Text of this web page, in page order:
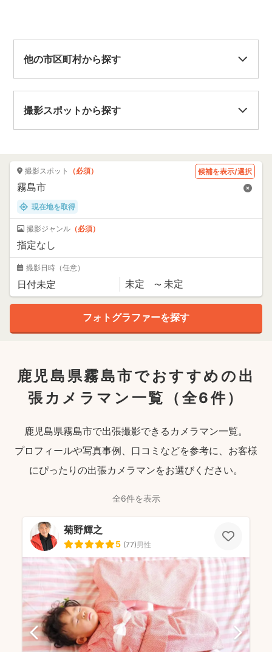
他の市区町村から探す
撮影スポットから探す
撮影スポット （必須） 候補を表示/選択
現在地を取得
撮影ジャンル （必須）
撮影日時 （任意）
鹿児島県霧島市でおすすめの出
張カメラマン一覧
（全6件）
鹿児島県霧島市で出張撮影できるカメラマン一覧。
プロフィールや写真事例、口コミなどを参考に、お客様
にぴったりの出張カメラマンをお選びください。
全6件を表示
菊野輝之
5 (77)男性